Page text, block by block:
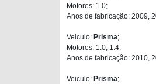
Motores: 1.0;
Anos de fabricação: 2009,
Veiculo: Prisma;
Motores: 1.0, 1.4;
Anos de fabricação: 2010,
Veiculo: Prisma;